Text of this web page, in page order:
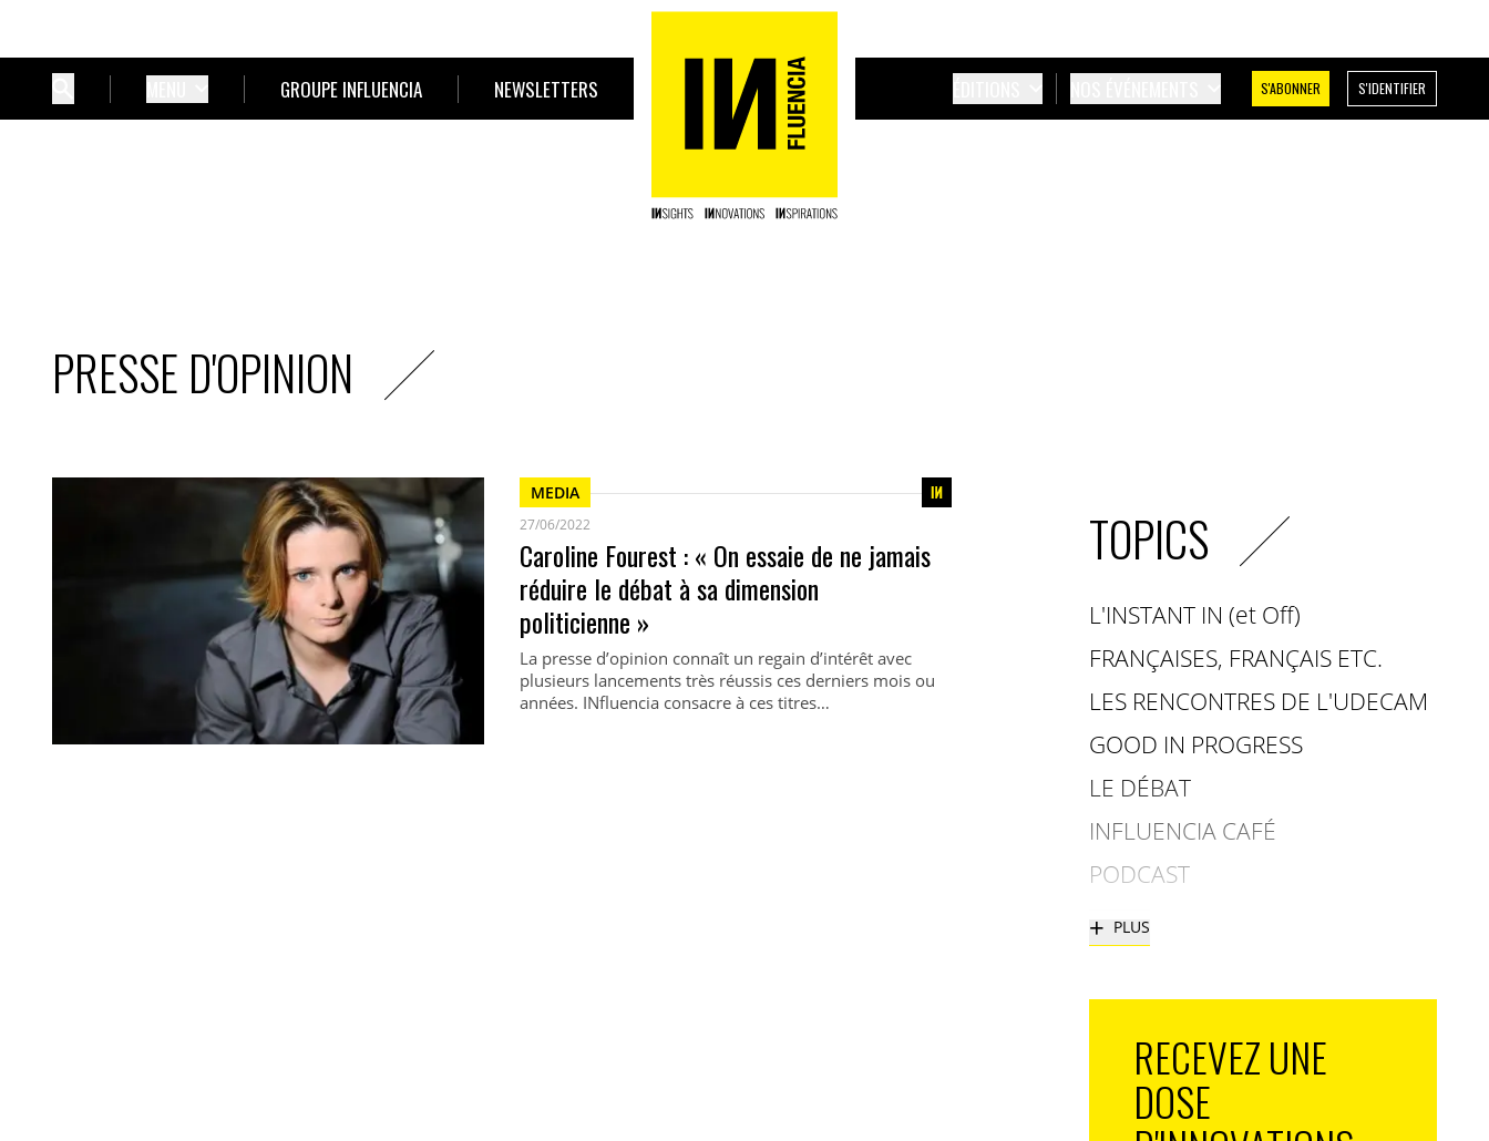
GROUPE INFLUENCIA NEWSLETTERS S'ABONNER S'IDENTIFIER
PRESSE D'OPINION
MEDIA
27/06/2022
Caroline Fourest : « On essaie de ne jamais
réduire le débat à sa dimension
politicienne »
La presse d’opinion connaît un regain d’intérêt avec
plusieurs lancements très réussis ces derniers mois ou
années. INfluencia consacre à ces titres…
TOPICS
L'INSTANT IN (et Off)
FRANÇAISES, FRANÇAIS ETC.
LES RENCONTRES DE L'UDECAM
GOOD IN PROGRESS
LE DÉBAT
INFLUENCIA CAFÉ
PODCAST
+ PLUS
RECEVEZ UNE
DOSE